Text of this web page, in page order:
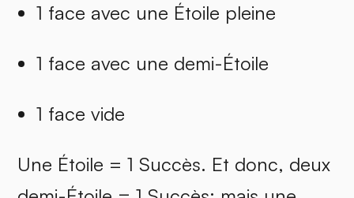
1 face avec une Étoile pleine
1 face avec une demi-Étoile
1 face vide
Une Étoile = 1 Succès. Et donc, deux